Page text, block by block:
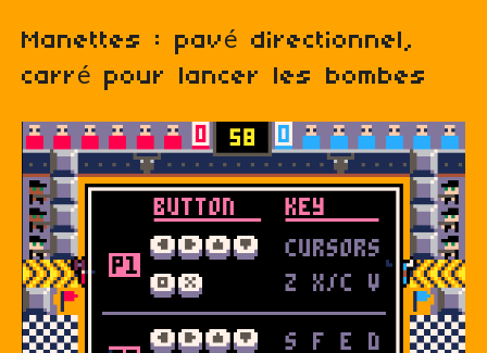
Manettes : pavé directionnel,
carré pour lancer les bombes